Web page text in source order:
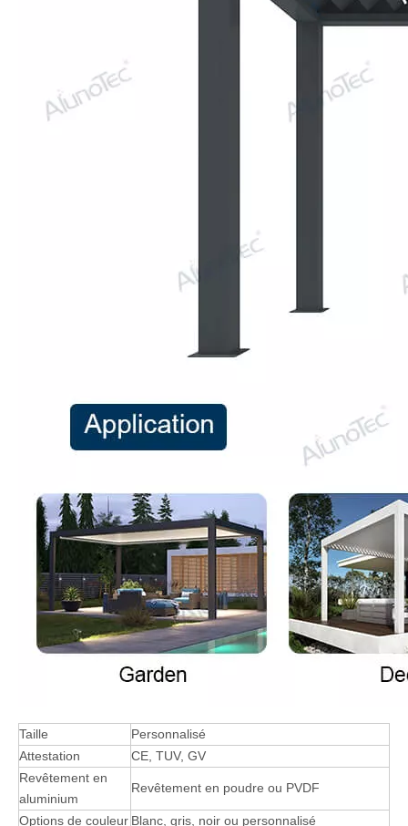
Taille
Personnalisé
Attestation
CE, TUV, GV
Revêtement en
aluminium
Revêtement en poudre ou PVDF
Options de couleur Blanc, gris, noir ou personnalisé